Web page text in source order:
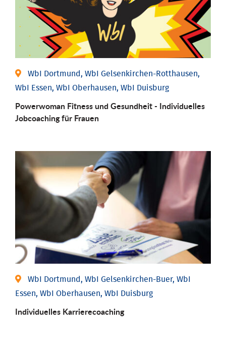
WbI Dortmund, WbI Gelsenkirchen-Rotthausen,
WbI Essen, WbI Oberhausen, WbI Duisburg
Powerwoman Fitness und Gesund­heit - Individu­elles
Job­coaching für Frauen
WbI Dortmund, WbI Gelsenkirchen-Buer, WbI
Essen, WbI Oberhausen, WbI Duisburg
Individu­elles Karrierecoaching